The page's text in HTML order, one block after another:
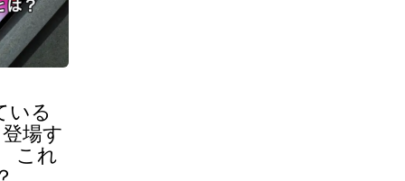
いる
場す
これ